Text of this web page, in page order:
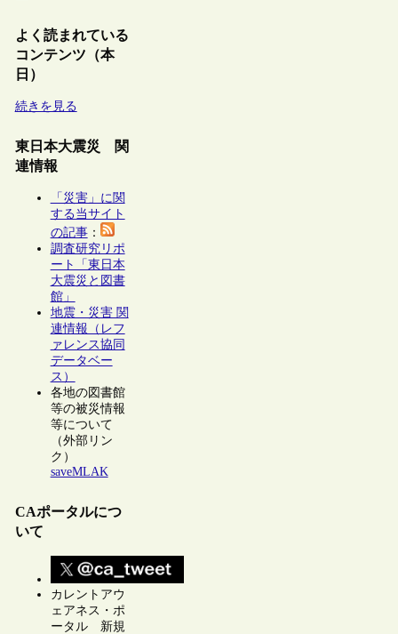
よく読まれている
コンテンツ（本
日）
続きを見る
東日本大震災 関
連情報
「災害」に関
する当サイト
の記事：
調査研究リポ
ート「東日本
大震災と図書
館」
地震・災害 関
連情報（レフ
ァレンス協同
データベー
ス）
各地の図書館
等の被災情報
等について
（外部リン
ク）
saveMLAK
CAポータルにつ
いて
カレントアウ
ェアネス・ポ
ータル 新規